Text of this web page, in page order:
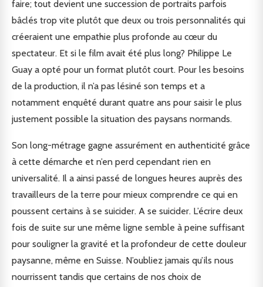
faire; tout devient une succession de portraits parfois
bâclés trop vite plutôt que deux ou trois personnalités qui
créeraient une empathie plus profonde au cœur du
spectateur. Et si le film avait été plus long? Philippe Le
Guay a opté pour un format plutôt court. Pour les besoins
de la production, il n’a pas lésiné son temps et a
notamment enquêté durant quatre ans pour saisir le plus
justement possible la situation des paysans normands.
Son long-métrage gagne assurément en authenticité grâce
à cette démarche et n’en perd cependant rien en
universalité. Il a ainsi passé de longues heures auprès des
travailleurs de la terre pour mieux comprendre ce qui en
poussent certains à se suicider. A se suicider. L’écrire deux
fois de suite sur une même ligne semble à peine suffisant
pour souligner la gravité et la profondeur de cette douleur
paysanne, même en Suisse. N’oubliez jamais qu’ils nous
nourrissent tandis que certains de nos choix de